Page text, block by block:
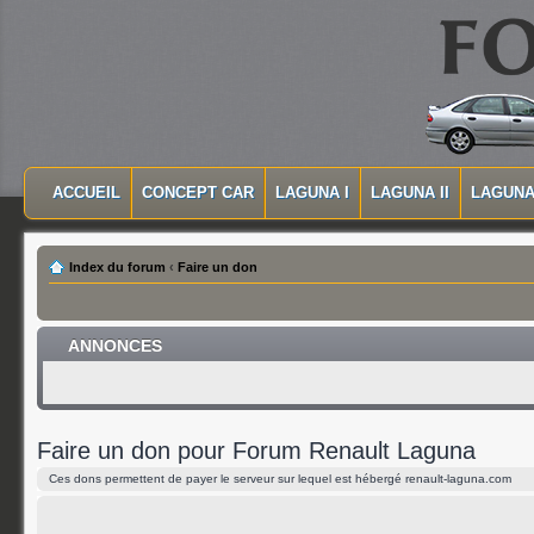
MENU PRINCIPAL
ACCUEIL CONCEPT CAR LAGUNA I LAGUNA II
Index du forum ‹ Faire un don
ANNONCES
Faire un don pour Forum Renault Laguna
Ces dons permettent de payer le serveur sur lequel est hébergé renault-laguna.com